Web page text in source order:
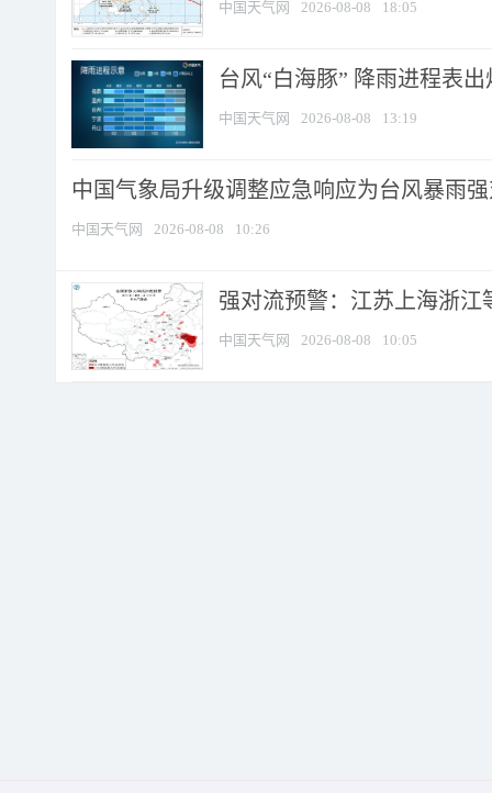
中国天气网 2026-08-08 18:05
台风“白海豚” 降雨进程表
中国天气网 2026-08-08 13:19
中国气象局升级调整应急响应为台风暴雨
中国天气网 2026-08-08 10:26
强对流预警：江苏上海浙江
中国天气网 2026-08-08 10:05